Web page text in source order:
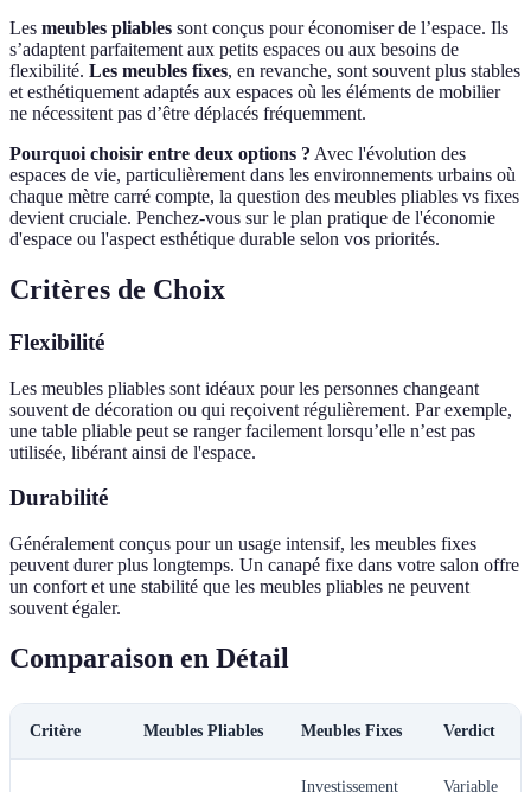
Les meubles pliables sont conçus pour économiser de l’espace. Ils
s’adaptent parfaitement aux petits espaces ou aux besoins de
flexibilité. Les meubles fixes, en revanche, sont souvent plus stables
et esthétiquement adaptés aux espaces où les éléments de mobilier
ne nécessitent pas d’être déplacés fréquemment.
Pourquoi choisir entre deux options ? Avec l'évolution des
espaces de vie, particulièrement dans les environnements urbains où
chaque mètre carré compte, la question des meubles pliables vs fixes
devient cruciale. Penchez-vous sur le plan pratique de l'économie
d'espace ou l'aspect esthétique durable selon vos priorités.
Critères de Choix
Flexibilité
Les meubles pliables sont idéaux pour les personnes changeant
souvent de décoration ou qui reçoivent régulièrement. Par exemple,
une table pliable peut se ranger facilement lorsqu’elle n’est pas
utilisée, libérant ainsi de l'espace.
Durabilité
Généralement conçus pour un usage intensif, les meubles fixes
peuvent durer plus longtemps. Un canapé fixe dans votre salon offre
un confort et une stabilité que les meubles pliables ne peuvent
souvent égaler.
Comparaison en Détail
Critère Meubles Pliables Meubles Fixes Verdict
Investissement Variable